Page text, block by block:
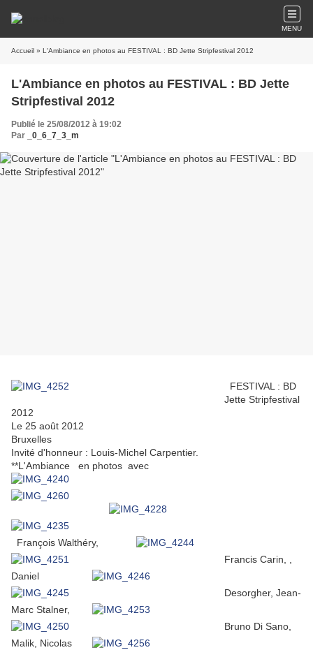
MENU
Accueil » L'Ambiance en photos au FESTIVAL : BD Jette Stripfestival 2012
L'Ambiance en photos au FESTIVAL : BD Jette
Stripfestival 2012
Publié le 25/08/2012 à 19:02
Par
_0_6_7_3_m
FESTIVAL : BD
Jette Stripfestival
2012
Le 25 août 2012
Bruxelles
Invité d'honneur : Louis-Michel Carpentier.
**L'Ambiance en photos avec
François Walthéry,
Francis Carin, ,
Daniel
Desorgher, Jean-
Marc Stalner,
Bruno Di Sano,
Malik, Nicolas